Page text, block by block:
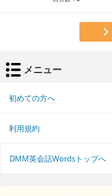
メニュー
初めての方へ
利用規約
DMM英会話Wordsトップへ